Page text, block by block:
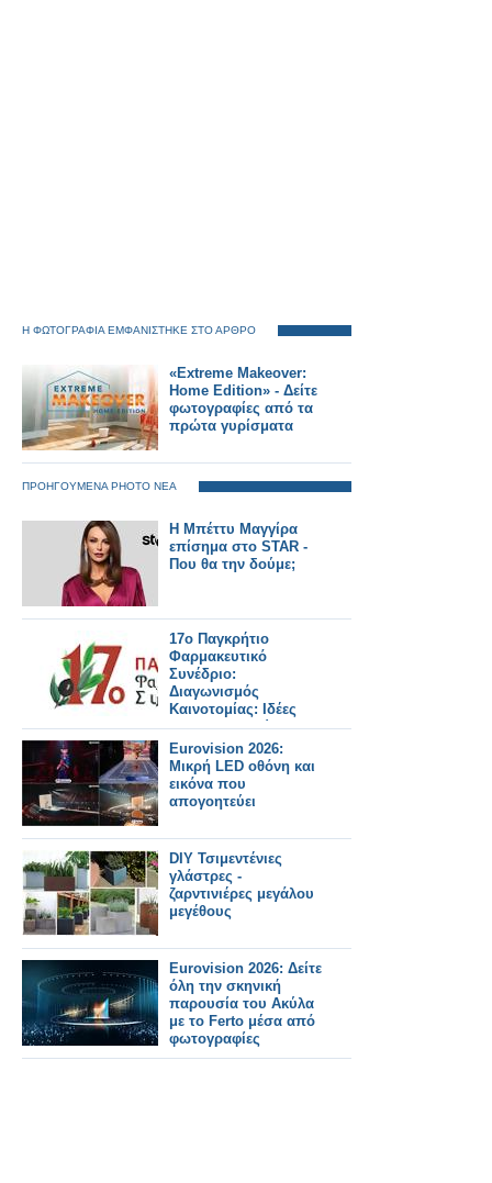
Η ΦΩΤΟΓΡΑΦΙΑ ΕΜΦΑΝΙΣΤΗΚΕ ΣΤΟ ΑΡΘΡΟ
«Extreme Makeover:
Home Edition» - Δείτε
φωτογραφίες από τα
πρώτα γυρίσματα
ΠΡΟΗΓΟΥΜΕΝΑ PHOTO ΝΕΑ
Η Μπέττυ Μαγγίρα
επίσημα στο STAR -
Που θα την δούμε;
17ο Παγκρήτιο
Φαρμακευτικό
Συνέδριο:
Διαγωνισμός
Καινοτομίας: Ιδέες
που διαμορφώνουν
το φαρμακείο του
αύριο
Eurovision 2026:
Μικρή LED οθόνη και
εικόνα που
απογοητεύει
DIY Τσιμεντένιες
γλάστρες -
ζαρντινιέρες μεγάλου
μεγέθους
Eurovision 2026: Δείτε
όλη την σκηνική
παρουσία του Ακύλα
με το Ferto μέσα από
φωτογραφίες